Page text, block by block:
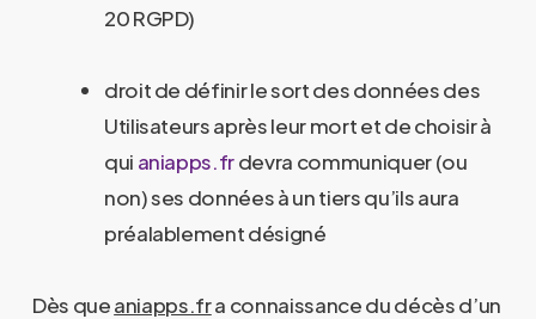
20 RGPD)
droit de définir le sort des données des
Utilisateurs après leur mort et de choisir à
qui aniapps.frdevra communiquer (ou
non) ses données à un tiers qu’ils aura
préalablement désigné
Dès queaniapps.fra connaissance du décès d’un